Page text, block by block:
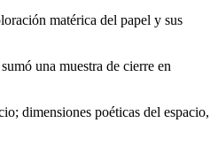
matérica del papel y sus
una muestra de cierre en
dimensiones poéticas del espacio,